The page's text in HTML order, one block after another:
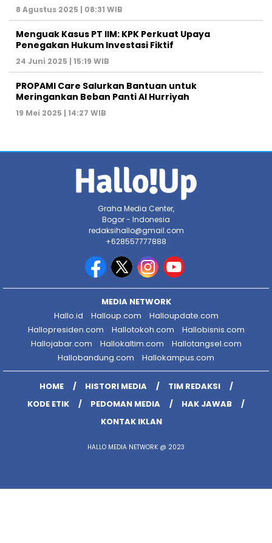
8 Agustus 2025 | 08:31 WIB
Menguak Kasus PT IIM: KPK Perkuat Upaya
Penegakan Hukum Investasi Fiktif
24 Juni 2025 | 15:19 WIB
PROPAMI Care Salurkan Bantuan untuk
Meringankan Beban Panti Al Hurriyah
19 Mei 2025 | 14:27 WIB
Graha Media Center,
Bogor - Indonesia
redaksihallo@gmail.com
+628557777888
MEDIA NETWORK
Hallo.id
Halloup.com
Halloupdate.com
Hallopresiden.com
Hallotokoh.com
Hallobisnis.com
Hallojabar.com
Hallokaltim.com
Hallotangsel.com
Hallobandung.com
Hallokampus.com
HOME HISTORI MEDIA
TIM REDAKSI
KODE ETIK
PEDOMAN MEDIA
HAK JAWAB
KONTAK IKLAN
HALLO MEDIA NETWORK @ 2023